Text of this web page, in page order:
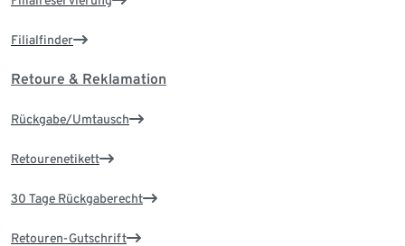
Filialfinder
Retoure & Reklamation
Rückgabe/Umtausch
Retourenetikett
30 Tage Rückgaberecht
Retouren-Gutschrift